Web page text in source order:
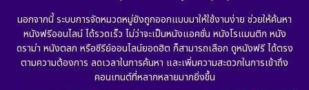
นอกจากนี้ ระบบการจัดหมวดหมู่ยังถูกออกแบบมาให้ใช้งานง่าย ช่วยให้ค้นหา
หนังฟรีออนไลน์ ได้รวดเร็ว ไม่ว่าจะเป็นหนังแอคชั่น หนังโรแมนติก หนัง
ดราม่า หนังตลก หรือซีรีย์ออนไลน์ยอดฮิต ก็สามารถเลือก ดูหนังฟรี ได้ตรง
ตามความต้องการ ลดเวลาในการค้นหา และเพิ่มความสะดวกในการเข้าถึง
คอนเทนต์ที่หลากหลายมากยิ่งขึ้น